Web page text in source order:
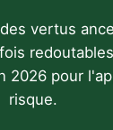
vertus
2026 pour
risque.